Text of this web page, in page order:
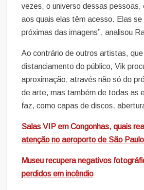
vezes, o universo dessas pessoas,
aos quais elas têm acesso. Elas
próximas das imagens”, analisou
Ao contrário de outros artistas,
distanciamento do público, Vik
aproximação, através não só do
de arte, mas também de todas as
faz, como capas de discos,
Salas VIP em Congonhas, quais
atenção no aeroporto de São
Museu recupera negativos
perdidos em incêndio